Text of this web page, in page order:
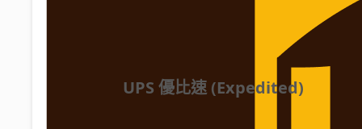
UPS 優比速 (Expedited)